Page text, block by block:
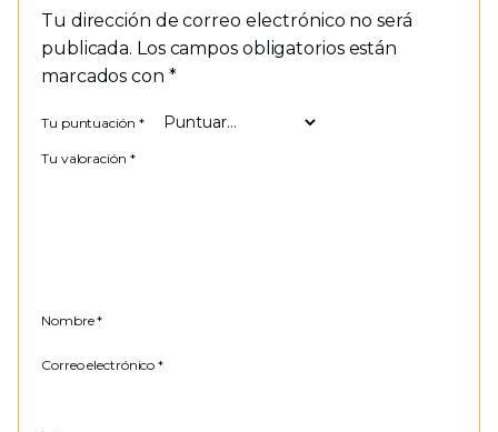
Tu dirección de correo electrónico no será
publicada. Los campos obligatorios están
marcados con *
Tu puntuación *
Tu valoración *
Nombre*
Correo electrónico*